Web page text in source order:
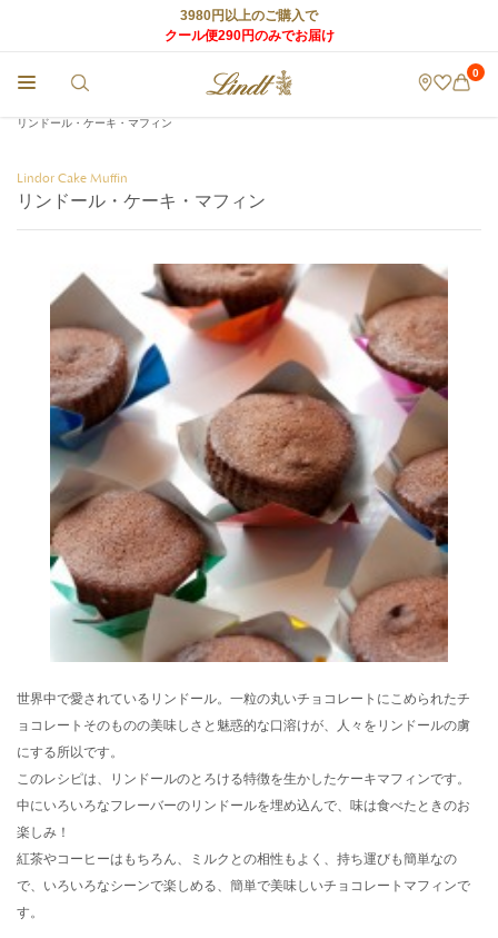
3980円以上のご購入で
クール便290円のみでお届け
0
リンドール・ケーキ・マフィン
Lindor Cake Muffin
リンドール・ケーキ・マフィン
世界中で愛されているリンドール。一粒の丸いチョコレートにこめられたチ
ョコレートそのものの美味しさと魅惑的な口溶けが、人々をリンドールの虜
にする所以です。
このレシピは、リンドールのとろける特徴を生かしたケーキマフィンです。
中にいろいろなフレーバーのリンドールを埋め込んで、味は食べたときのお
楽しみ！
紅茶やコーヒーはもちろん、ミルクとの相性もよく、持ち運びも簡単なの
で、いろいろなシーンで楽しめる、簡単で美味しいチョコレートマフィンで
す。